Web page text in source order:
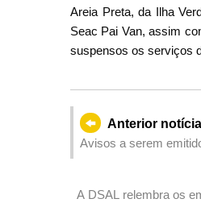
Areia Preta, da Ilha
Seac Pai Van, assim
suspensos os serviços
Anterior notícia
Avisos a serem
A DSAL relembra os